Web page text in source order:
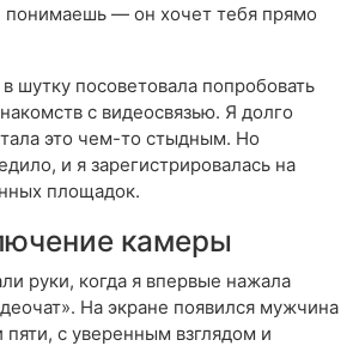
понимаешь — он хочет тебя прямо
шутку посоветовала попробовать
с видеосвязью. Я долго
это чем-то стыдным. Но
и я зарегистрировалась на
площадок.
камеры
руки, когда я впервые нажала
На экране появился мужчина
с уверенным взглядом и